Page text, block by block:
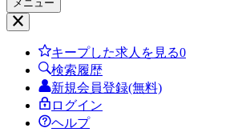
メニュー
キープした求人を見る0
検索履歴
新規会員登録(無料)
ログイン
ヘルプ